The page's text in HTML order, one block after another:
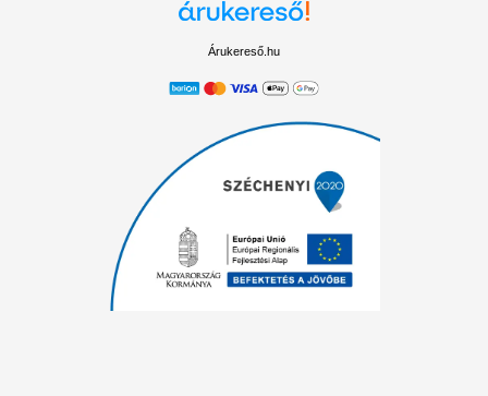
Árukereső.hu